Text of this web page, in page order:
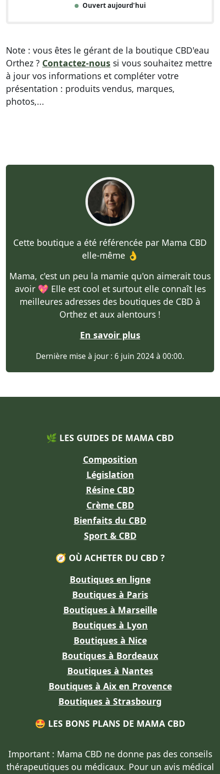
Ouvert aujourd'hui
Note : vous êtes le gérant de la boutique CBD'eau
Orthez ? Contactez-nous si vous souhaitez mettre
à jour vos informations et compléter votre
présentation : produits vendus, marques,
photos,...
Cette boutique a été référencée par Mama CBD
elle-même 👌
Mama, c'est un peu la mamie qu'on aimerait tous
avoir 💖 Elle est cool et surtout elle connaît les
meilleures adresses des boutiques de CBD à
Orthez et aux alentours !
En savoir plus
Dernière mise à jour : 6 juin 2024 à 00:00.
🌿 LES GUIDES DE MAMA CBD
Composition
Législation
Résine CBD
Crème CBD
Bienfaits du CBD
Sport & CBD
🧭 OÙ ACHETER DU CBD ?
Boutiques en ligne
Boutiques à Paris
Boutiques à Marseille
Boutiques à Lyon
Boutiques à Nice
Boutiques à Bordeaux
Boutiques à Nantes
Boutiques à Aix en Provence
Boutiques à Strasbourg
🤩 LES BONS PLANS DE MAMA CBD
Important : Mama CBD ne donne pas des conseils
thérapeutiques ou médicaux. Pour un avis médical